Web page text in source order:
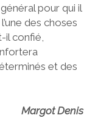
pour qui il
des choses
il confié,
et des
Margot Denis